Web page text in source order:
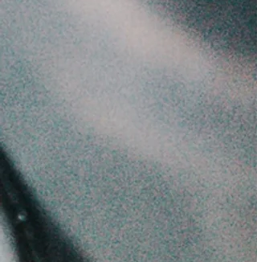
Affogato
Qumesht i ngrohte